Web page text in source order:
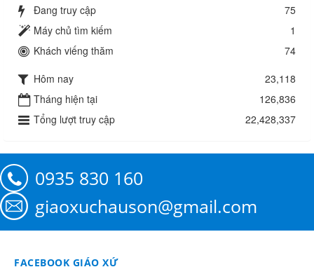
Đang truy cập
75
Máy chủ tìm kiếm
1
Khách viếng thăm
74
Hôm nay
23,118
Tháng hiện tại
126,836
Tổng lượt truy cập
22,428,337
0935 830 160
giaoxuchauson@gmail.com
FACEBOOK GIÁO XỨ